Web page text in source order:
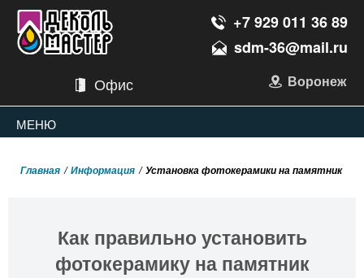
Воронеж
Офис
+7 929 011 36 89
sdm-36@mail.ru
МЕНЮ
Главная Информация Установка фотокерамики на памятник
Как правильно установить
фотокерамику на памятник